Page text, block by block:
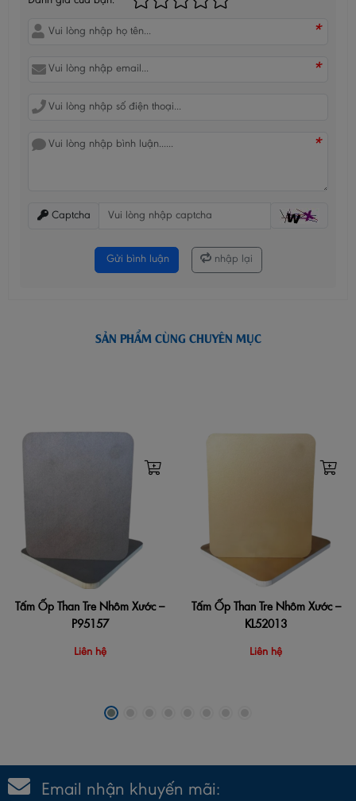
*
*
*
Captcha
Gửi bình luận nhập lại
SẢN PHẨM CÙNG CHUYÊN MỤC
Tấm Ốp Than Tre Nhôm Xước –
P95157
Liên hệ
Tấm Ốp Than Tre Nhôm Xước –
KL52013
Liên hệ
Email nhận khuyến mãi: